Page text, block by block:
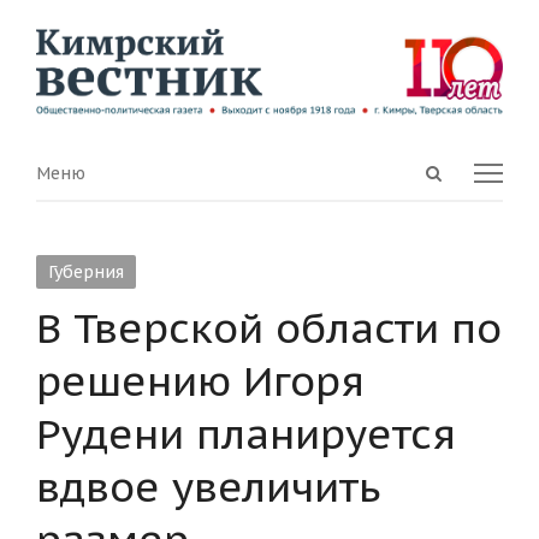
Open
Menu
Меню
Губерния
В Тверской области по
решению Игоря
Рудени планируется
вдвое увеличить